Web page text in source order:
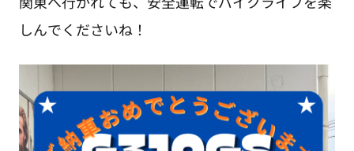
しんでくださいね！